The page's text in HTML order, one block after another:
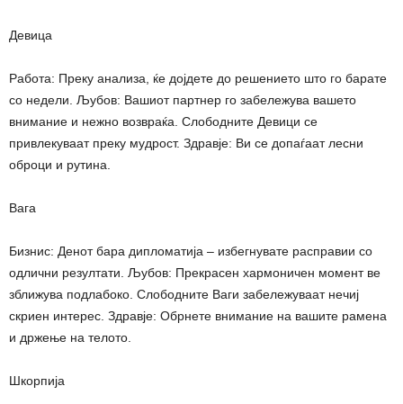
Девица
Работа: Преку анализа, ќе дојдете до решението што го барате
со недели. Љубов: Вашиот партнер го забележува вашето
внимание и нежно возвраќа. Слободните Девици се
привлекуваат преку мудрост. Здравје: Ви се допаѓаат лесни
оброци и рутина.
Вага
Бизнис: Денот бара дипломатија – избегнувате расправии со
одлични резултати. Љубов: Прекрасен хармоничен момент ве
зближува подлабоко. Слободните Ваги забележуваат нечиј
скриен интерес. Здравје: Обрнете внимание на вашите рамена
и држење на телото.
Шкорпија